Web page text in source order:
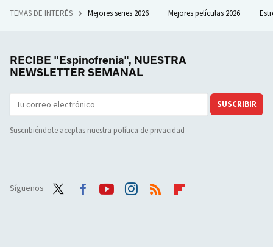
TEMAS DE INTERÉS Mejores series 2026 Mejores películas 2026
RECIBE "Espinofrenia", NUESTRA
NEWSLETTER SEMANAL
SUSCRIBIR
Suscribiéndote aceptas nuestra política de privacidad
Síguenos